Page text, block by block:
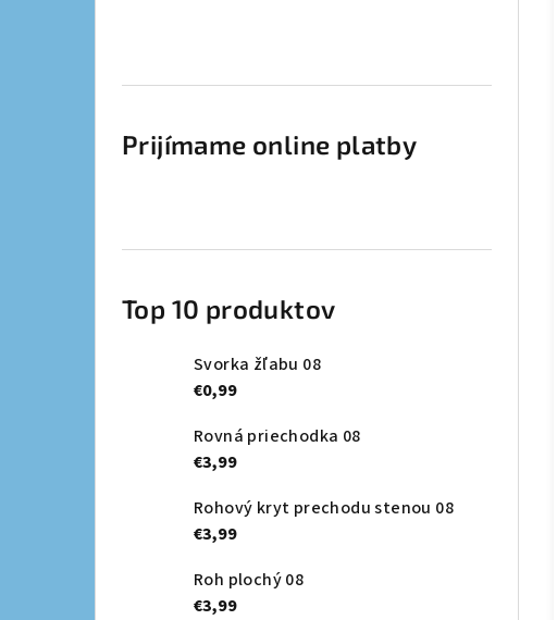
Prijímame online platby
Top 10 produktov
Svorka žľabu 08
€0,99
Rovná priechodka 08
€3,99
Rohový kryt prechodu stenou 08
€3,99
Roh plochý 08
€3,99